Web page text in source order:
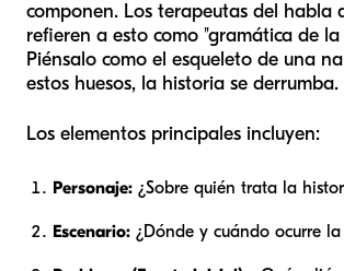
componen. Los terapeutas del habla
refieren a esto como "gramática de
Piénsalo como el esqueleto de una
estos huesos, la historia se derrumba.
Los elementos principales incluyen:
Personaje: ¿Sobre quién trata la
Escenario: ¿Dónde y cuándo ocurre